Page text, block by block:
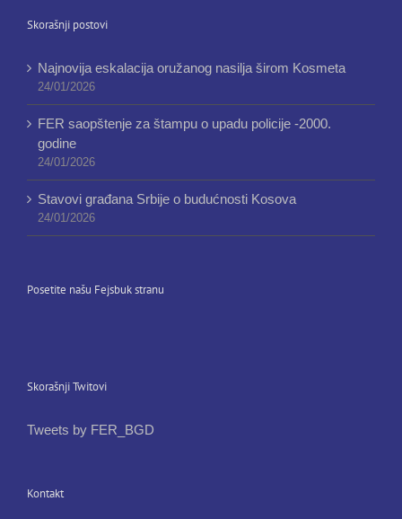
Skorašnji postovi
Najnovija eskalacija oružanog nasilja širom Kosmeta
24/01/2026
FER saopštenje za štampu o upadu policije -2000.
godine
24/01/2026
Stavovi građana Srbije o budućnosti Kosova
24/01/2026
Posetite našu Fejsbuk stranu
Skorašnji Twitovi
Tweets by FER_BGD
Kontakt